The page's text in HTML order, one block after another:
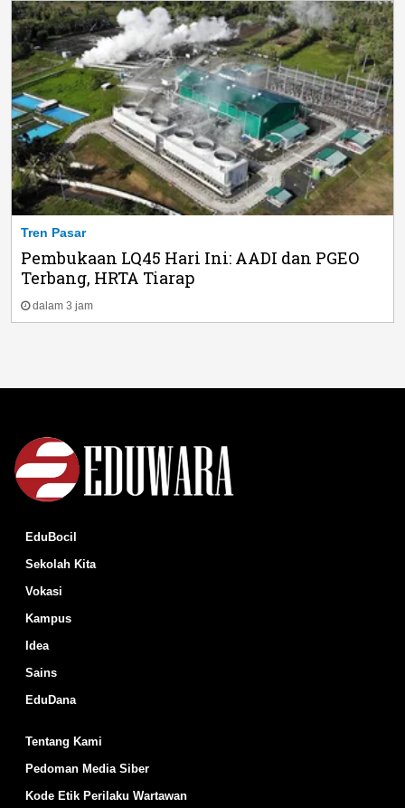
Tren Pasar
Pembukaan LQ45 Hari Ini: AADI dan PGEO
Terbang, HRTA Tiarap
dalam 3 jam
EduBocil
Sekolah Kita
Vokasi
Kampus
Idea
Sains
EduDana
Tentang Kami
Pedoman Media Siber
Kode Etik Perilaku Wartawan